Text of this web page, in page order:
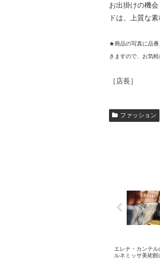
お出掛けの機
ドは、上質な
★商品の写真に品番
きますので、お気
［店長］
ファッション
エレナ・カンテ
ルネミッサ美術